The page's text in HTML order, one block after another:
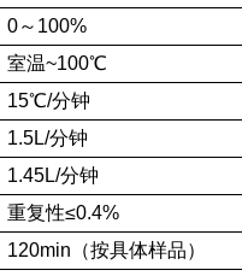
0～100%
室温~100℃
15℃/分钟
1.5L/分钟
1.45L/分钟
重复性≤0.4%
120min（按具体样品）